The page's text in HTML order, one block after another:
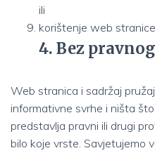
ili
korištenje web
4. Bez
Web stranica i sadržaj
informativne svrhe i ništa
predstavlja pravni ili drugi
bilo koje vrste. Savjetujemo